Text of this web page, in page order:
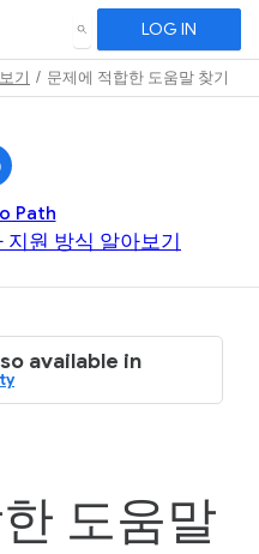
SEARCH LOG IN
기 문제에 적합한 도움말 찾기
Path
원 방식 알아보기
available in
도움말